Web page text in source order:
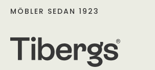
MÖBLER SEDAN 1923